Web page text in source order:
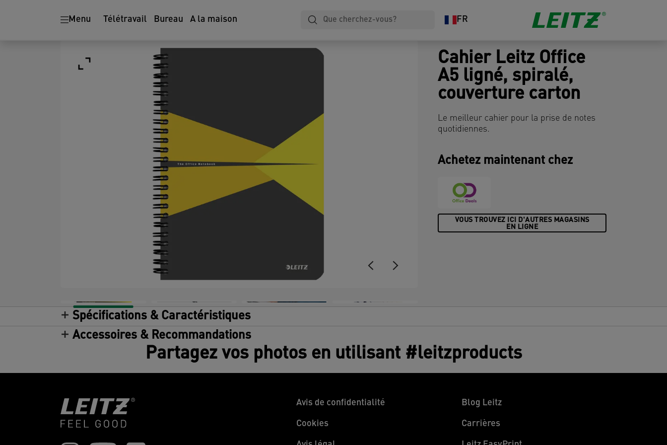
Menu Télétravail Bureau A la maison FR
Cahier Leitz Office
A5 ligné, spiralé,
couverture carton
Le meilleur cahier pour la prise de notes
quotidiennes.
Achetez maintenant chez
VOUS TROUVEZ ICI D'AUTRES MAGASINS
EN LIGNE
Spécifications & Caractéristiques
Accessoires & Recommandations
Partagez vos photos en utilisant #leitzproducts
Avis de confidentialité
Cookies
Blog Leitz
Carrières